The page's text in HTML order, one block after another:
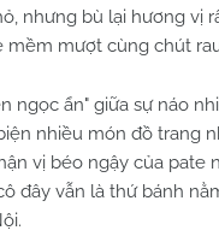
nhưng bù lại hương vị
mềm mượt cùng chút
ngọc ẩn" giữa sự náo
nhiều món đồ trang
vị béo ngậy của pate
đây vẫn là thứ bánh